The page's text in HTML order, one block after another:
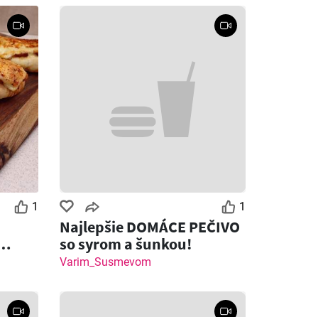
1 1
Najlepšie DOMÁCE PEČIVO
so syrom a šunkou!
Varim_Susmevom